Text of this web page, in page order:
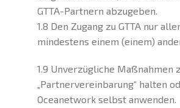
GTTA-Partnern abzugeben.
1.8 Den Zugang zu GTTA nur
mindestens einem (einem)
1.9 Unverzügliche Maßnahmen
„Partnervereinbarung“ halten
Oceanetwork selbst anwenden.